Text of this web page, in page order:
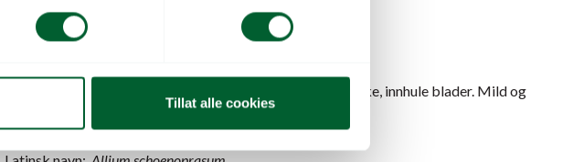
Tillat alle cookies
Beskrivelse
Vanlig gressløk. Hardfør, tuedannende løkplante. Sylindriske, innhule blader. Mild og